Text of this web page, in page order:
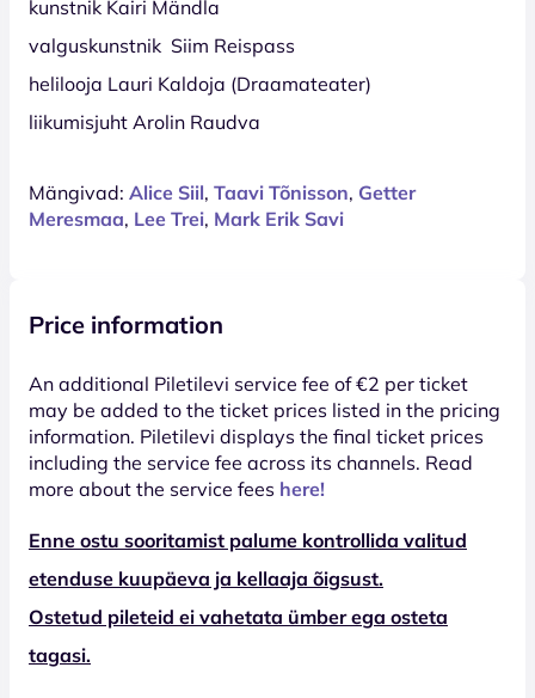
kunstnik Kairi Mändla
valguskunstnik Siim Reispass
helilooja Lauri Kaldoja (Draamateater)
liikumisjuht Arolin Raudva
Mängivad: Alice Siil, Taavi Tõnisson, Getter
Meresmaa, Lee Trei, Mark Erik Savi
Price information
An additional Piletilevi service fee of €2 per ticket
may be added to the ticket prices listed in the pricing
information. Piletilevi displays the final ticket prices
including the service fee across its channels. Read
more about the service fees here!
Enne ostu sooritamist palume kontrollida valitud
etenduse kuupäeva ja kellaaja õigsust.
Ostetud pileteid ei vahetata ümber ega osteta
tagasi.